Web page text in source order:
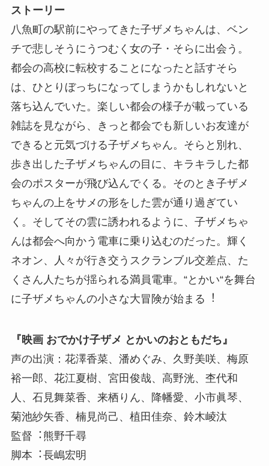
ストーリー
八魚町の駅前にやってきた子ザメちゃんは、ベン
チで悲しそうにうつむく⼥の子・そらに出会う。
都会の高校に転校することになったと話すそら
は、ひとりぼっちになってしまうかもしれないと
落ち込んでいた。楽しい都会の様子が載っている
雑誌を⾒ながら、きっと都会でも新しいお友達が
できると元気づける子ザメちゃん。そらと別れ、
歩き出した子ザメちゃんの目に、キラキラした都
会のポスターが飛び込んでくる。そのとき子ザメ
ちゃんの上をサメの形をした雲が通り過ぎてい
く。そしてその雲に誘われるように、子ザメちゃ
んは都会へ向かう電⾞に乗り込むのだった。輝く
ネオン、人々が⾏き交うスクランブル交差点、た
くさん人たちが揺られる満員電⾞。“とかい“を舞台
に子ザメちゃんの小さな大冒険が始まる︕
『映画 おでかけ子ザメ とかいのおともだち』
声の出演：花澤香菜、潘めぐみ、久野美咲、梅原
裕⼀郎、花江夏樹、宮田俊哉、高野洸、杢代和
人、⽯⾒舞菜香、来栖りん、降幡愛、小市眞琴、
菊池紗⽮香、楠⾒尚⼰、植⽥佳奈、鈴⽊崚汰
監督︓熊野千尋
脚本︓⻑嶋宏明